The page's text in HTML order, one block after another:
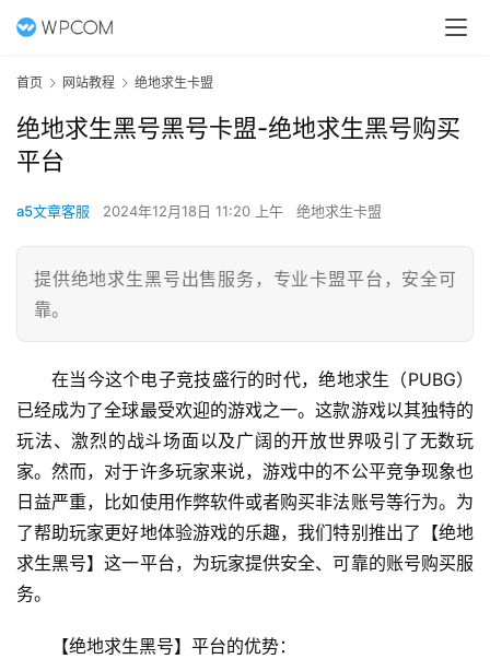
首页 网站教程 绝地求生卡盟
绝地求生黑号黑号卡盟-绝地求生黑号购买
平台
a5文章客服 2024年12月18日 11:20 上午 绝地求生卡盟
提供绝地求生黑号出售服务，专业卡盟平台，安全可
靠。
在当今这个电子竞技盛行的时代，绝地求生（PUBG）
已经成为了全球最受欢迎的游戏之一。这款游戏以其独特的
玩法、激烈的战斗场面以及广阔的开放世界吸引了无数玩
家。然而，对于许多玩家来说，游戏中的不公平竞争现象也
日益严重，比如使用作弊软件或者购买非法账号等行为。为
了帮助玩家更好地体验游戏的乐趣，我们特别推出了【绝地
求生黑号】这一平台，为玩家提供安全、可靠的账号购买服
务。
【绝地求生黑号】平台的优势：